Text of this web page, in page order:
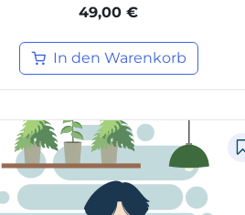
49,00 €
In den Warenkorb